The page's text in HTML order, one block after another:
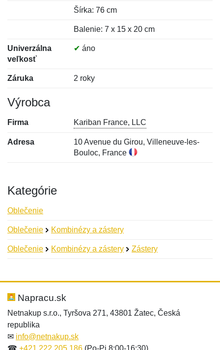
Šírka: 76 cm
Balenie: 7 x 15 x 20 cm
Univerzálna
veľkosť
✔ áno
Záruka 2 roky
Výrobca
Firma Kariban France, LLC
Adresa
10 Avenue du Girou, Villeneuve-les-
Bouloc, France
Kategórie
Oblečenie
Oblečenie Kombinézy a zástery
Oblečenie Kombinézy a zástery Zástery
Hodnotenie:
Meno:*
Meno:
E-mail:*
Napracu.sk
Netnakup s.r.o., Tyršova 271, 43801 Žatec, Česká
republika
✉ info@netnakup.sk
☎ +421 222 205 186 (Po-Pi 8:00-16:30)